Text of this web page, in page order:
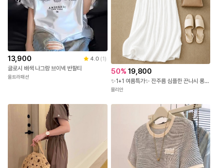
13,900 4.0 (1)
글로시 배색 나그랑 브이넥 반팔티
울트라패션
50% 19,800
✨1+1 여름특가✨ 잔주름 심플한 끈나시 롱 원피스
뮬리안